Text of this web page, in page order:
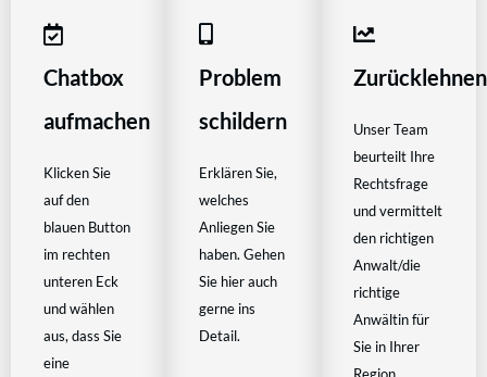
Chatbox
aufmachen
Klicken Sie
auf den
blauen Button
im rechten
unteren Eck
und wählen
aus, dass Sie
eine
Problem
schildern
Erklären Sie,
welches
Anliegen Sie
haben. Gehen
Sie hier auch
gerne ins
Detail.
Zurücklehnen
Unser Team
beurteilt Ihre
Rechtsfrage
und vermittelt
den richtigen
Anwalt/die
richtige
Anwältin für
Sie in Ihrer
Region.